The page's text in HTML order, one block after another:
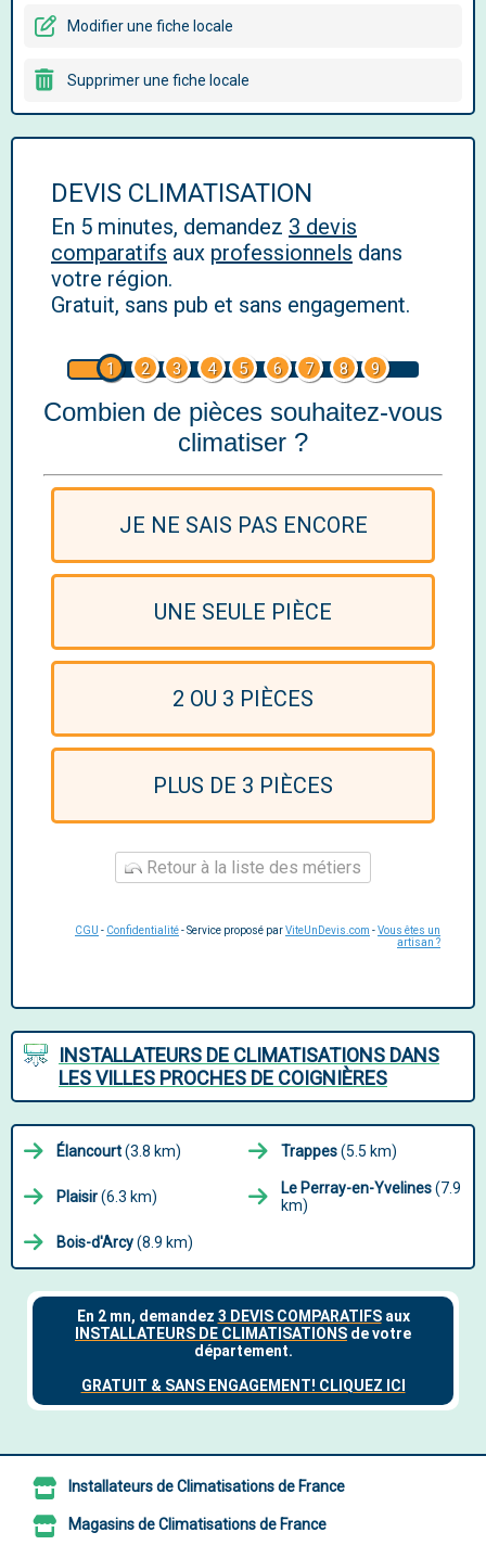
Modifier une fiche locale
Supprimer une fiche locale
DEVIS CLIMATISATION
En 5 minutes, demandez 3 devis
comparatifs aux professionnels dans
votre région.
Gratuit, sans pub et sans engagement.
1 2 3 4 5 6 7 8 9
Combien de pièces souhaitez-vous
climatiser ?
JE NE SAIS PAS ENCORE
UNE SEULE PIÈCE
2 OU 3 PIÈCES
PLUS DE 3 PIÈCES
Retour à la liste des métiers
CGU - Confidentialité- Service proposé parViteUnDevis.com -Vous êtes un
artisan ?
INSTALLATEURS DE CLIMATISATIONS DANS
LES VILLES PROCHES DE COIGNIÈRES
Élancourt(3.8 km) Trappes(5.5 km)
Plaisir(6.3 km) Le Perray-en-Yvelines(7.9
km)
Bois-d'Arcy(8.9 km)
Installateurs de Climatisations de France
Magasins de Climatisations de France